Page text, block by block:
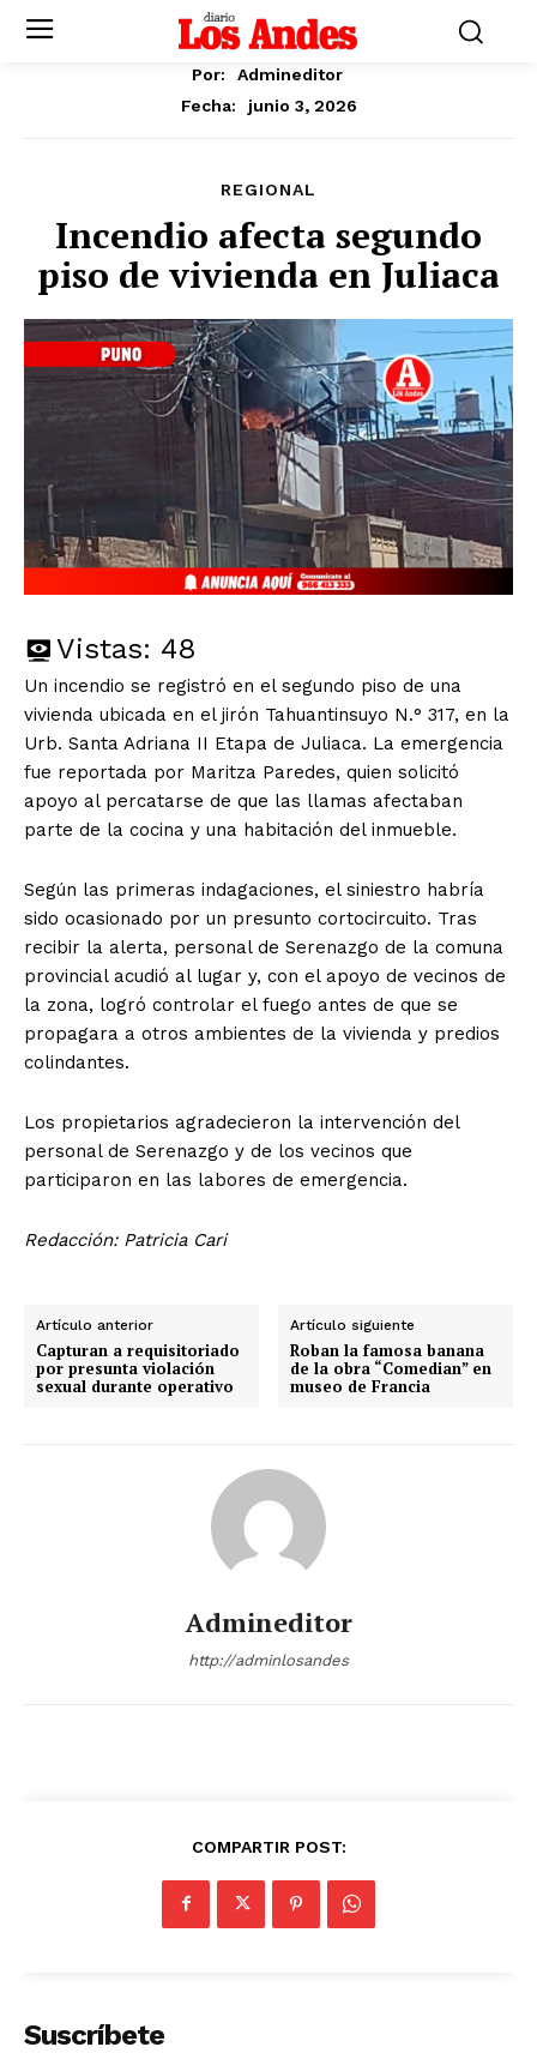
Por:
Admineditor
Fecha:
junio 3, 2026
REGIONAL
Incendio afecta segundo
piso de vivienda en Juliaca
Vistas: 48
Un incendio se registró en el segundo piso de una
vivienda ubicada en el jirón Tahuantinsuyo N.° 317, en la
Urb. Santa Adriana II Etapa de Juliaca. La emergencia
fue reportada por Maritza Paredes, quien solicitó
apoyo al percatarse de que las llamas afectaban
parte de la cocina y una habitación del inmueble.
Según las primeras indagaciones, el siniestro habría
sido ocasionado por un presunto cortocircuito. Tras
recibir la alerta, personal de Serenazgo de la comuna
provincial acudió al lugar y, con el apoyo de vecinos de
la zona, logró controlar el fuego antes de que se
propagara a otros ambientes de la vivienda y predios
colindantes.
Los propietarios agradecieron la intervención del
personal de Serenazgo y de los vecinos que
participaron en las labores de emergencia.
Redacción: Patricia Cari
Artículo anterior
Capturan a requisitoriado
por presunta violación
sexual durante operativo
Artículo siguiente
Roban la famosa banana
de la obra “Comedian” en
museo de Francia
Admineditor
http://adminlosandes
COMPARTIR POST:
Suscríbete